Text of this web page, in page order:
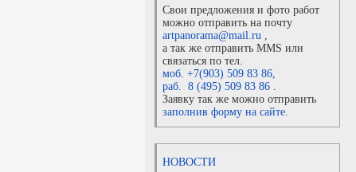
Свои предложения и фото работ
можно отправить на почту
artpanorama@mail.ru ,
а так же отправить MMS или
связаться по тел.
моб. +7(903) 509 83 86,
раб. 8 (495) 509 83 86 .
Заявку так же можно отправить
заполнив форму на сайте.
НОВОСТИ